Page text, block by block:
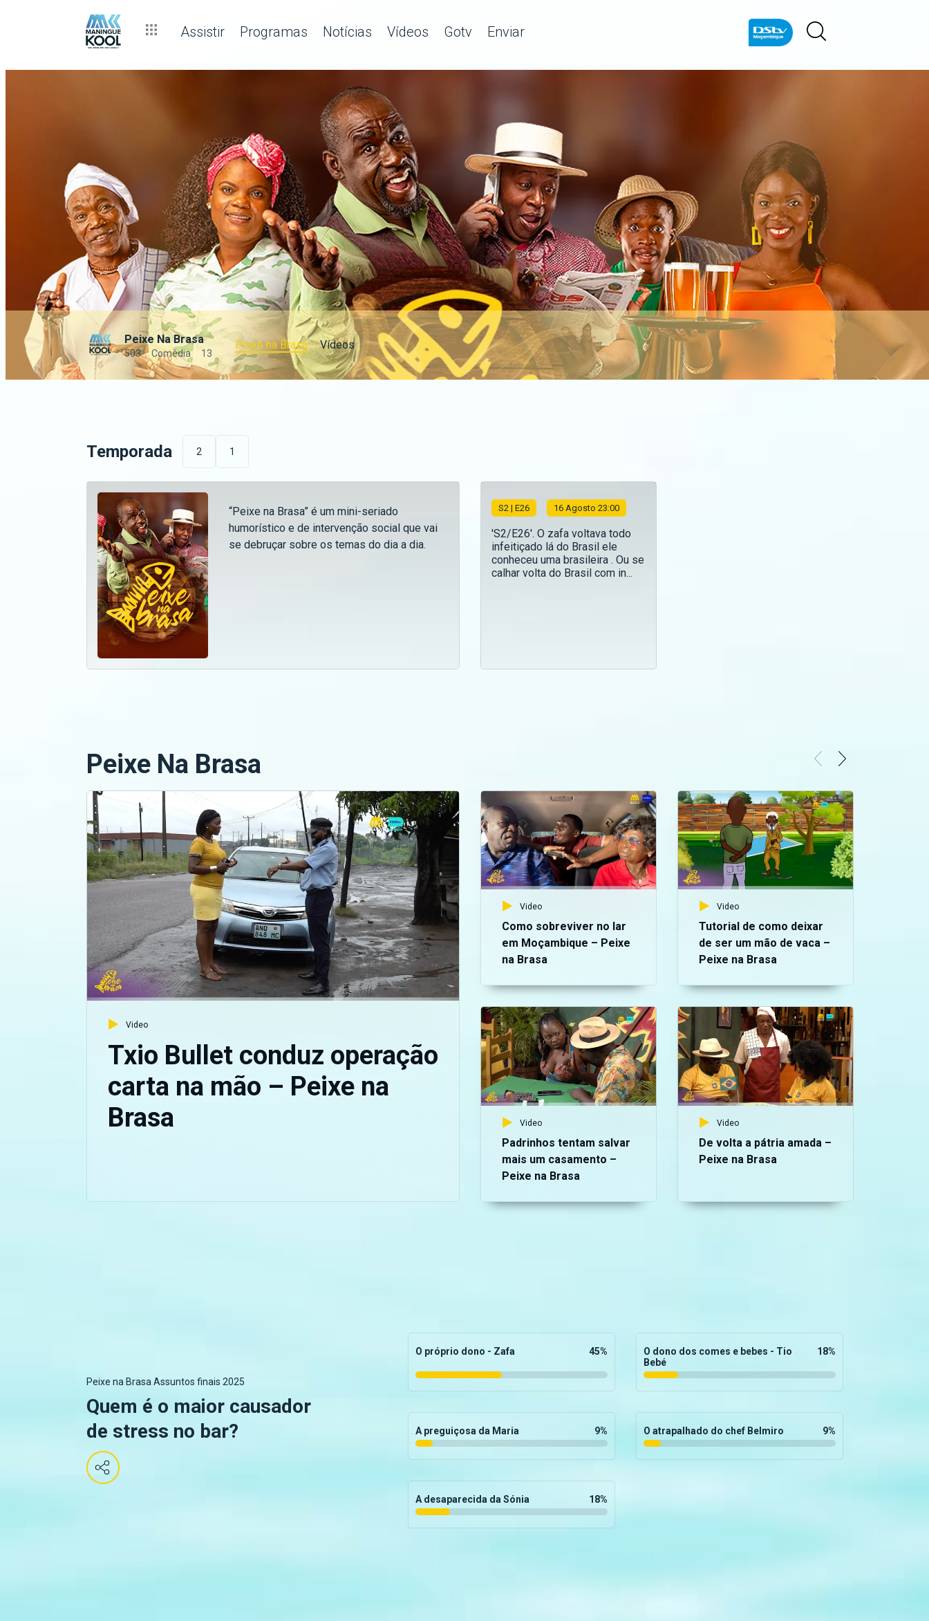
Assistir Programas Notícias Vídeos Gotv Enviar
Peixe Na Brasa
503 Comédia 13
Peixe na Brasa Vídeos
Temporada 2 1
“Peixe na Brasa” é um mini-seriado
humorístico e de intervenção social que vai
se debruçar sobre os temas do dia a dia.
S2 | E26 16 Agosto 23:00
'S2/E26'. O zafa voltava todo
infeitiçado lá do Brasil ele
conheceu uma brasileira . Ou se
calhar volta do Brasil com in...
Peixe Na Brasa
Video
Txio Bullet conduz operação
carta na mão – Peixe na
Brasa
Video
Como sobreviver no lar
em Moçambique – Peixe
na Brasa
Video
Tutorial de como deixar
de ser um mão de vaca –
Peixe na Brasa
Video
Padrinhos tentam salvar
mais um casamento –
Peixe na Brasa
Video
De volta a pátria amada –
Peixe na Brasa
Peixe na Brasa Assuntos finais 2025
Quem é o maior causador
de stress no bar?
O próprio dono - Zafa 45%
O dono dos comes e bebes - Tio
Bebé
18%
A preguiçosa da Maria 9% O atrapalhado do chef Belmiro 9%
A desaparecida da Sónia 18%